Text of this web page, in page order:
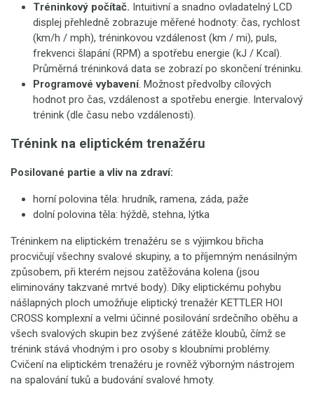
Tréninkový počítač. Intuitivní a snadno ovladatelný LCD
displej přehledně zobrazuje měřené hodnoty: čas, rychlost
(km/h / mph), tréninkovou vzdálenost (km / mi), puls,
frekvenci šlapání (RPM) a spotřebu energie (kJ / Kcal).
Průměrná tréninková data se zobrazí po skončení tréninku.
Programové vybavení. Možnost předvolby cílových
hodnot pro čas, vzdálenost a spotřebu energie. Intervalový
trénink (dle času nebo vzdálenosti).
Trénink na eliptickém trenažéru
Posilované partie a vliv na zdraví:
horní polovina těla: hrudník, ramena, záda, paže
dolní polovina těla: hýždě, stehna, lýtka
Tréninkem na eliptickém trenažéru se s výjimkou břicha
procvičují všechny svalové skupiny, a to příjemným nenásilným
způsobem, při kterém nejsou zatěžována kolena (jsou
eliminovány takzvané mrtvé body). Díky eliptickému pohybu
nášlapných ploch umožňuje eliptický trenažér KETTLER HOI
CROSS komplexní a velmi účinné posilování srdečního oběhu a
všech svalových skupin bez zvýšené zátěže kloubů, čímž se
trénink stává vhodným i pro osoby s kloubními problémy.
Cvičení na eliptickém trenažéru je rovněž výborným nástrojem
na spalování tuků a budování svalové hmoty.